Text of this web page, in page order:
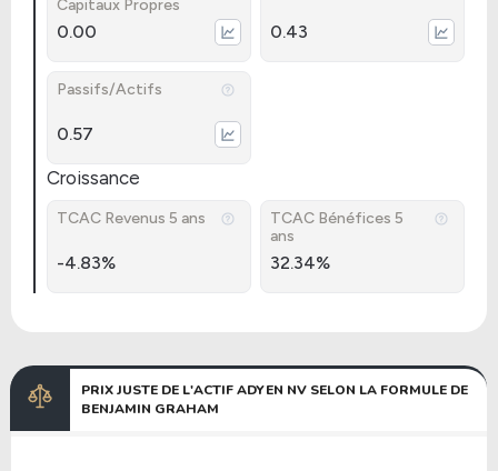
Capitaux Propres
0.00 0.43
Passifs/Actifs
0.57
Croissance
TCAC Revenus 5 ans
-4.83%
TCAC Bénéfices 5
ans
32.34%
PRIX JUSTE DE L'ACTIF ADYEN NV SELON LA FORMULE DE
BENJAMIN GRAHAM